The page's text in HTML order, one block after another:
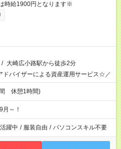
時給1900円となります※
/ 大崎広小路駅から徒歩2分
ドバイザーによる資産運用サービス☆／
休憩1時間)
～！
躍中 / 服装自由 / パソコンスキル不要